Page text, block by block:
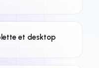
et desktop